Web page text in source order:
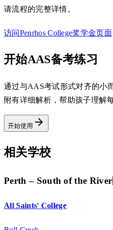
请流程的完整详情。
访问Penrhos College奖学金页面
开始AAS备考练习
通过与AAS考试形式对齐的小
附有详细解析，帮助孩子理解
开始使用
相关学校
Perth – South of the
All Saints' College